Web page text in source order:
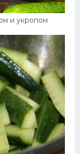
и укропом